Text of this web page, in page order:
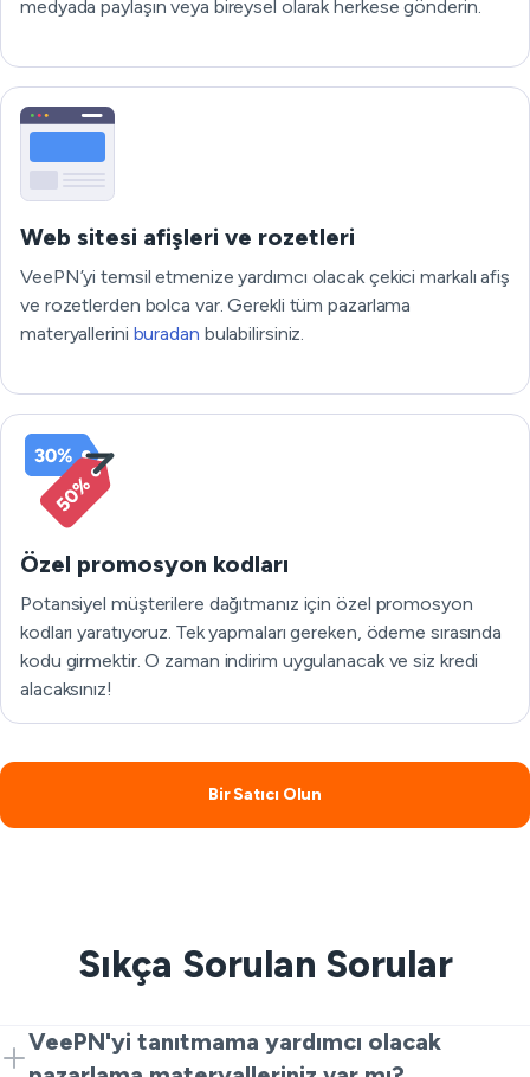
medyada paylaşın veya bireysel olarak herkese gönderin.
Web sitesi afişleri ve rozetleri
VeePN’yi temsil etmenize yardımcı olacak çekici markalı afiş
ve rozetlerden bolca var. Gerekli tüm pazarlama
materyallerini buradan bulabilirsiniz.
Özel promosyon kodları
Potansiyel müşterilere dağıtmanız için özel promosyon
kodları yaratıyoruz. Tek yapmaları gereken, ödeme sırasında
kodu girmektir. O zaman indirim uygulanacak ve siz kredi
alacaksınız!
Bir Satıcı Olun
Sıkça Sorulan Sorular
VeePN'yi tanıtmama yardımcı olacak